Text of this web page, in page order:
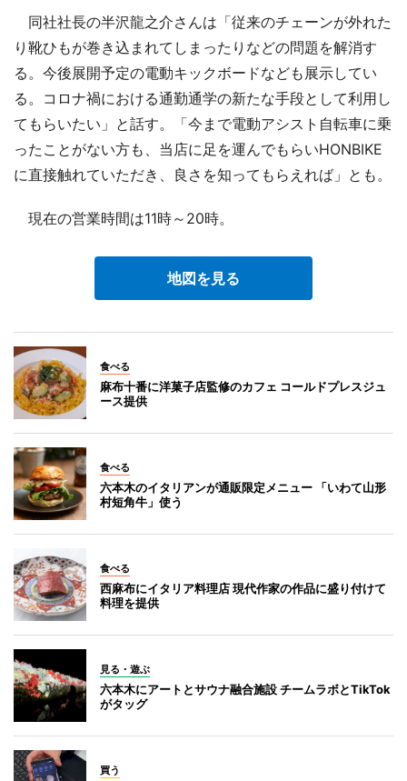
同社社長の半沢龍之介さんは「従来のチェーンが外れた
り靴ひもが巻き込まれてしまったりなどの問題を解消す
る。今後展開予定の電動キックボードなども展示してい
る。コロナ禍における通勤通学の新たな手段として利用し
てもらいたい」と話す。「今まで電動アシスト自転車に乗
ったことがない方も、当店に足を運んでもらいHONBIKE
に直接触れていただき、良さを知ってもらえれば」とも。
現在の営業時間は11時～20時。
地図を見る
食べる
麻布十番に洋菓子店監修のカフェ コールドプレスジュ
ース提供
食べる
六本木のイタリアンが通販限定メニュー 「いわて山形
村短角牛」使う
食べる
西麻布にイタリア料理店 現代作家の作品に盛り付けて
料理を提供
見る・遊ぶ
六本木にアートとサウナ融合施設 チームラボとTikTok
がタッグ
買う